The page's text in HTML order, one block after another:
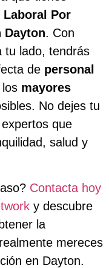
Laboral Por
Dayton. Con
tu lado, tendrás
de personal
mayores
No dejes tu
que
salud y
Contacta hoy
y descubre
la
mereces
en Dayton.